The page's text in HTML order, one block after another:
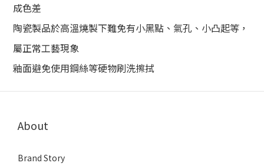
成色差
陶瓷製品於高溫燒製下難免有小黑點、氣孔、小凸起等，
屬正常工藝現象
釉面避免使用鋼絲等硬物刷洗擦拭
About
Brand Story